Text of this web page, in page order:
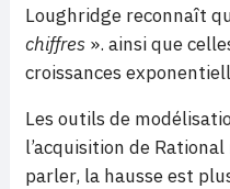
Loughridge reconnaît
chiffres ». ainsi que
croissances
Les outils de
l’acquisition de
parler, la hausse est